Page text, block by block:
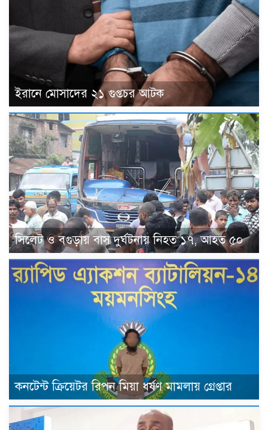
ইরানে মোসাদের ২১ গুপ্তচর আটক
সিলেট ও বগুড়ায় বাস দুর্ঘটনায় নিহত ১৭, আহত ৫০
কনটেন্ট ক্রিয়েটর রিপন মিয়া ধর্ষণ মামলায় গ্রেপ্তার